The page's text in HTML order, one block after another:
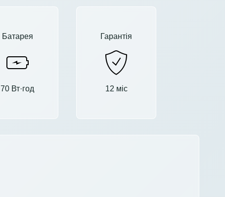
Батарея
70 Вт·год
Гарантія
12 міс